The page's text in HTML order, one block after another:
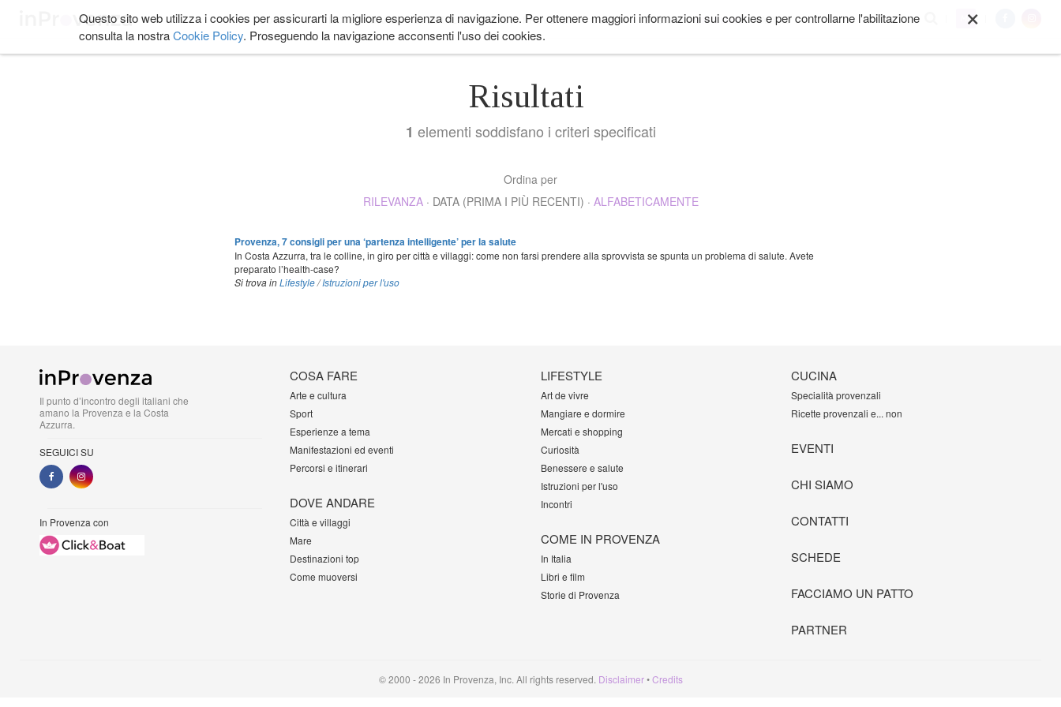
|
COSA FARE DOVE ANDARE LIFESTYLE COME IN PROVENZA CUCINA EVENTI CHI SIAMO ALTRO My
×
Questo sito web utilizza i cookies per assicurarti la migliore esperienza di navigazione. Per ottenere maggiori informazioni sui cookies e per controllarne l'abilitazione
consulta la nostraCookie Policy. Proseguendo la navigazione acconsenti l'uso dei cookies.
Risultati
1 elementi soddisfano i criteri specificati
Ordina per
RILEVANZA · DATA (PRIMA I PIÙ RECENTI) · ALFABETICAMENTE
Provenza, 7 consigli per una ‘partenza intelligente’ per la salute
In Costa Azzurra, tra le colline, in giro per città e villaggi: come non farsi prendere alla sprovvista se spunta un problema di salute. Avete
preparato l’health-case?
Si trova inLifestyle/Istruzioni per l'uso
Il punto d’incontro degli italiani che
amano la Provenza e la Costa
Azzurra.
SEGUICI SU
In Provenza con
COSA FARE
Arte e cultura
Sport
Esperienze a tema
Manifestazioni ed eventi
Percorsi e itinerari
DOVE ANDARE
Città e villaggi
Mare
Destinazioni top
Come muoversi
LIFESTYLE
Art de vivre
Mangiare e dormire
Mercati e shopping
Curiosità
Benessere e salute
Istruzioni per l'uso
Incontri
COME IN PROVENZA
In Italia
Libri e film
Storie di Provenza
CUCINA
Specialità provenzali
Ricette provenzali e... non
EVENTI
CHI SIAMO
CONTATTI
SCHEDE
FACCIAMO UN PATTO
PARTNER
© 2000 - 2026 In Provenza, Inc. All rights reserved. Disclaimer•Credits